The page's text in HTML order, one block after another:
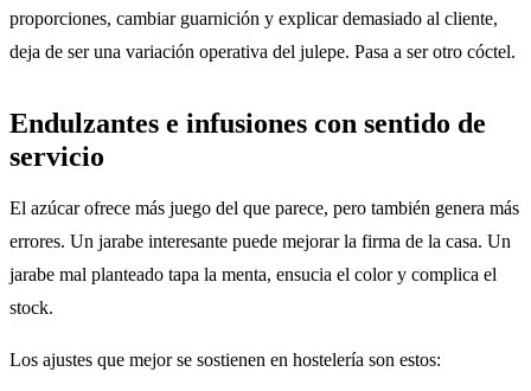
proporciones, cambiar guarnición y explicar demasiado al cliente,
deja de ser una variación operativa del julepe. Pasa a ser otro cóctel.
Endulzantes e infusiones con sentido de
servicio
El azúcar ofrece más juego del que parece, pero también genera más
errores. Un jarabe interesante puede mejorar la firma de la casa. Un
jarabe mal planteado tapa la menta, ensucia el color y complica el
stock.
Los ajustes que mejor se sostienen en hostelería son estos: